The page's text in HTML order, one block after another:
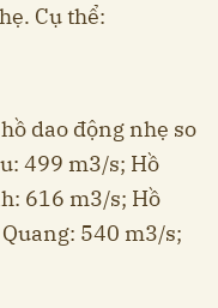
Cụ thể:
dao động nhẹ so
499 m3/s; Hồ
616 m3/s; Hồ
540 m3/s;